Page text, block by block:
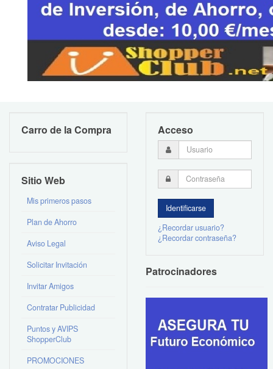
Carro de la Compra
Sitio Web
Mis primeros pasos
Plan de Ahorro
Aviso Legal
Solicitar Invitación
Invitar Amigos
Contratar Publicidad
Puntos y AVIPS
ShopperClub
PROMOCIONES
Acceso
¿Recordar usuario?
¿Recordar contraseña?
Patrocinadores